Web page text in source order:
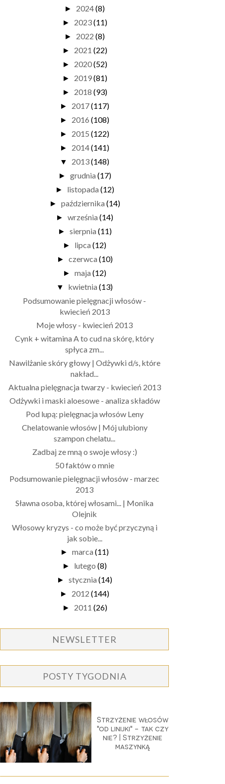
► 2024(8)
► 2023(11)
► 2022 (8)
► 2021 (22)
► 2020(52)
► 2019(81)
► 2018 (93)
► 2017(117)
► 2016 (108)
► 2015 (122)
► 2014(141)
▼ 2013(148)
► grudnia (17)
► listopada (12)
► października (14)
► września (14)
► sierpnia (11)
► lipca (12)
► czerwca (10)
► maja (12)
▼ kwietnia (13)
Podsumowanie pielęgnacji włosów -
kwiecień 2013
Moje włosy - kwiecień 2013
Cynk + witamina A to cud na skórę, który
spłyca zm...
Nawilżanie skóry głowy | Odżywki d/s, które
nakład...
Aktualna pielęgnacja twarzy - kwiecień 2013
Odżywki i maski aloesowe - analiza składów
Pod lupą: pielęgnacja włosów Leny
Chelatowanie włosów | Mój ulubiony
szampon chelatu...
Zadbaj ze mną o swoje włosy :)
50 faktów o mnie
Podsumowanie pielęgnacji włosów - marzec
2013
Sławna osoba, której włosami... | Monika
Olejnik
Włosowy kryzys - co może być przyczyną i
jak sobie...
► marca (11)
► lutego (8)
► stycznia (14)
► 2012 (144)
► 2011 (26)
NEWSLETTER
POSTY TYGODNIA
Strzyżenie włosów
"od linijki" - tak czy
nie? | Strzyżenie
maszynką